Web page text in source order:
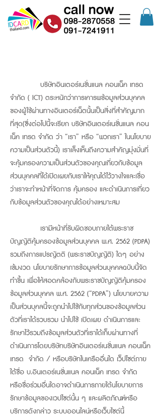
บริษัทอินเตอร์เนชั่นแนล คอนเน็ค เทรด
จำกัด ( ICT) ตระหนักว่าการเคารพข้อมูลส่วนบุคคล
ของผู้ใช้ผ่านทางอินเตอร์เน็ตนั้นเป็นสิ่งที่สำคัญมาก
ที่สุด(ซึ่งต่อไปนี้จะเรียก บริษัทอินเตอร์เนชั่นแนล คอน
เน็ค เทรด จำกัด ว่า “เรา” หรือ “พวกเรา” ในนโยบาย
ความเป็นส่วนตัวนี้) เราเล็งเห็นถึงความสำคัญมุ่งมั่นที่
จะคุ้มครองความเป็นส่วนตัวของคุณเกี่ยวกับข้อมูล
ส่วนบุคคลที่ได้เปิดเผยกับเราให้คุณได้ไว้วางใจและเชื่อ
ว่าเราจะทำหน้าที่จัดการ คุ้มครอง และดำเนินการเกี่ยว
กับข้อมูลส่วนตัวของคุณได้อย่างเหมาะสม
เรามีหน้าที่รับผิดชอบภายใต้พระราช
บัญญัติคุ้มครองข้อมูลส่วนบุคคล พ.ศ. 2562 (PDPA)
รวมถึงการแปรญัตติ (พระราชบัญญัติ) ใดๆ อย่าง
เข้มงวด นโยบายรักษาการข้อมูลส่วนบุคคลฉบับนี้จัด
ทำขึ้น เพื่อให้สอดคล้องกับพระราชบัญญัติคุ้มครอง
ข้อมูลส่วนบุคคล พ.ศ. 2562 (“PDPA”) นโยบายความ
เป็นส่วนบุคลนี้จะถูกนำไปใช้กับทุกส่วนของข้อมูลส่วน
ตัวที่เราได้รวบรวม นำไปใช้ เปิดเผย ดำเนินการและ
รักษาไว้รวมถึงข้อมูลส่วนตัวที่เราได้เก็บผ่านทางที่
ดำเนินการโดยบริษัทบริษัทอินเตอร์เนชั่นแนล คอนเน็ค
เทรด จำกัด / หรือบริษัทในเครืออื่นใด เว็ปไซต์ภาย
ใต้ชื่อ บ.อินเตอร์เนชั่นแนล คอนเน็ค เทรด จำกัด
หรือชื่อร่วมอื่นใดอาจดำเนินการภายใต้นโยบายการ
รักษาข้อมูลของเวปไซต์นั้น ๆ และผลิตภัณฑ์หรือ
บริการดังกล่าว ระบบออนไลน์หรือเว็บไซต์นี้